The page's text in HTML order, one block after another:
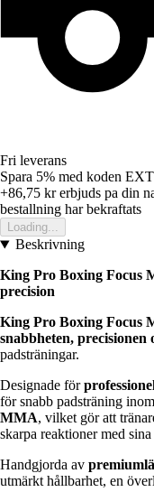
Fri leverans
Spara 5% med koden
+86,75 krerbjuds pa din
bestallning har bekraftats
Loading...
Beskrivning
King Pro Boxing Focus
precision
King Pro Boxing Focus
snabbheten, precisionen
padsträningar.
Designade för
för snabb padsträning inom
MMA, vilket gör att
skarpa reaktioner med
Handgjorda av
utmärkt hållbarhet, en